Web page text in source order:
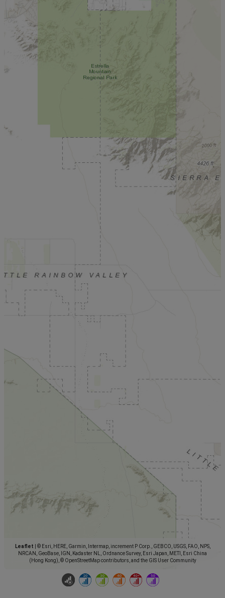
Leaflet
© Esri, HERE, Garmin, Intermap, increment P Corp., GEBCO, USGS, FAO, NPS,
NRCAN, GeoBase, IGN, Kadaster NL, Ordnance Survey, Esri Japan, METI, Esri China
(Hong Kong), © OpenStreetMap contributors, and the GIS User Community